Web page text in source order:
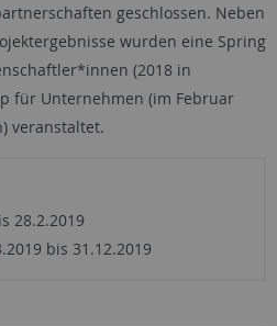
geschlossen. Neben
wurden eine Spring
(2018 in
für Unternehmen (im Februar
veranstaltet.
28.2.2019
bis 31.12.2019